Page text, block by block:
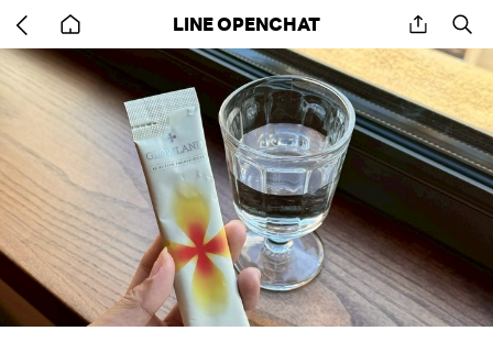
back
to
home
LINE OPENCHAT share